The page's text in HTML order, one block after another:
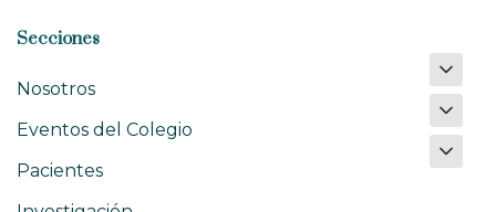
Secciones
Nosotros
Eventos del Colegio
Pacientes